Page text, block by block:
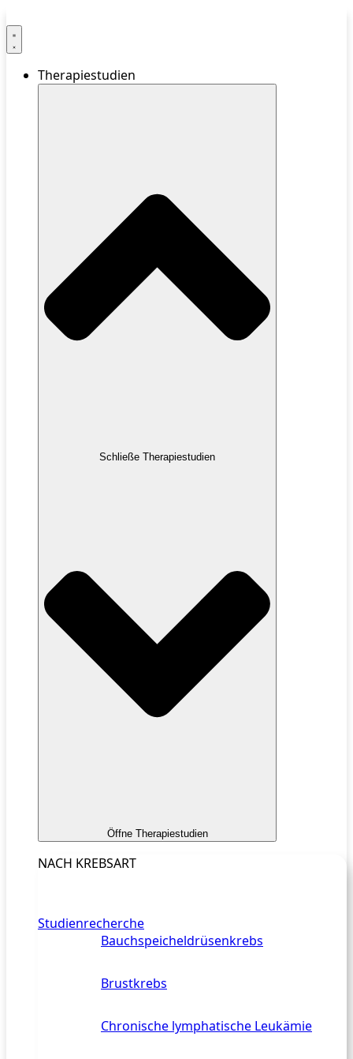
Therapiestudien
Schließe Therapiestudien
Öffne Therapiestudien
NACH KREBSART
Studienrecherche
Bauchspeicheldrüsenkrebs
Brustkrebs
Chronische lymphatische Leukämie